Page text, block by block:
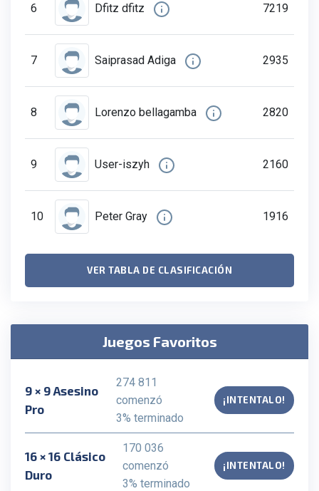
6 dfitz dfitz 7219
7 Saiprasad Adiga 2935
8 lorenzo bellagamba 2820
9 User-iszyh 2160
10 Peter Gray 1916
VER TABLA DE CLASIFICACIÓN
Juegos Favoritos
9 × 9 Asesino
Pro
274 811
comenzó
3% terminado
¡INTENTALO!
16 × 16 Clásico
Duro
170 036
comenzó
3% terminado
¡INTENTALO!